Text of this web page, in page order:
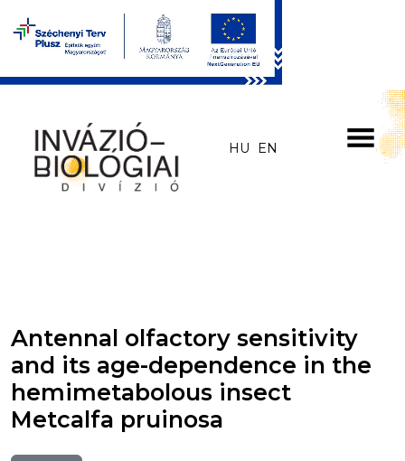
Skip to main content
HU EN
Antennal olfactory sensitivity
and its age-dependence in the
hemimetabolous insect
Metcalfa pruinosa